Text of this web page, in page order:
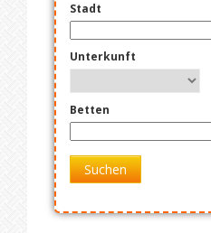
Stadt
Unterkunft
Betten
Suchen